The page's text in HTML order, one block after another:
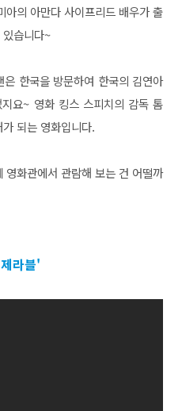
아의 아만다 사이프리드 배우가 출
습니다~
한국을 방문하여 한국의 김연아
요~ 영화 킹스 스피치의 감독 톰
되는 영화입니다.
화관에서 관람해 보는 건 어떨까
라블'